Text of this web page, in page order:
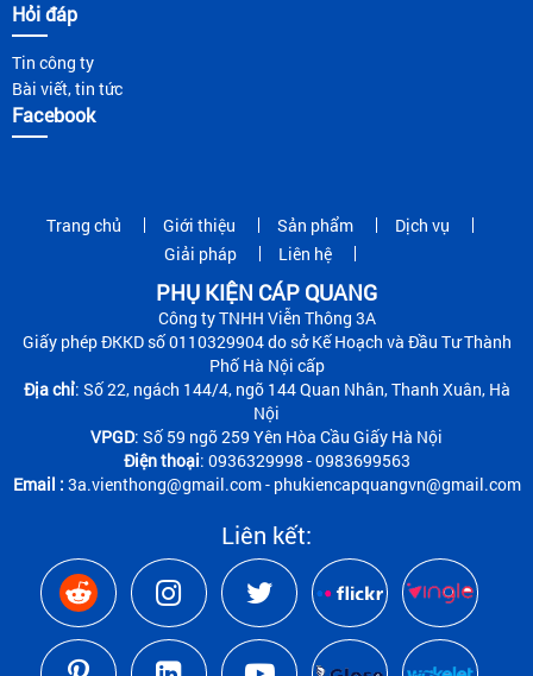
Hỏi đáp
Tin công ty
Bài viết, tin tức
Facebook
Trang chủ Giới thiệu Sản phẩm
Dịch vụ
Giải pháp
Liên hệ
PHỤ KIỆN CÁP QUANG
Công ty TNHH Viễn Thông 3A
Giấy phép ĐKKD số 0110329904 do sở Kế Hoạch và Đầu Tư Thành
Phố Hà Nội cấp
Địa chỉ: Số 22, ngách 144/4, ngõ 144 Quan Nhân, Thanh Xuân, Hà
Nội
VPGD: Số 59 ngõ 259 Yên Hòa Cầu Giấy Hà Nội
Điện thoại: 0936329998 - 0983699563
Email : 3a.vienthong@gmail.com - phukiencapquangvn@gmail.com
Liên kết: